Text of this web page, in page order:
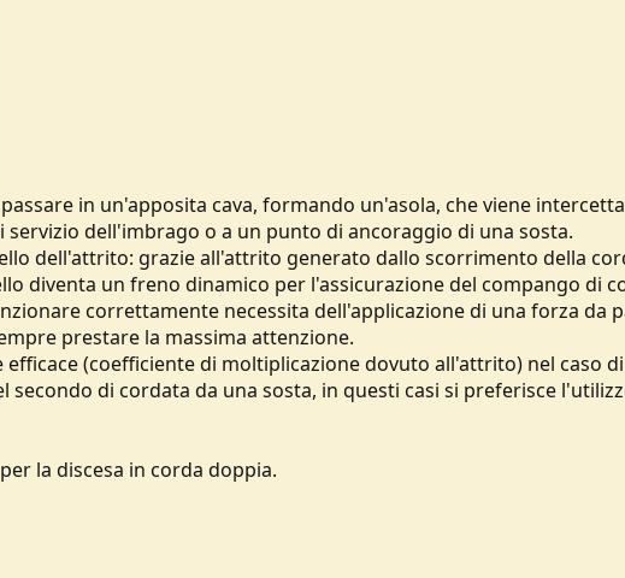
in un'apposita cava, formando un'asola, che viene
dell'imbrago o a un punto di ancoraggio di una sosta.
dell'attrito: grazie all'attrito generato dallo scorrimento della
diventa un freno dinamico per l'assicurazione del compango di
correttamente necessita dell'applicazione di una forza da
prestare la massima attenzione.
(coefficiente di moltiplicazione dovuto all'attrito) nel caso
secondo di cordata da una sosta, in questi casi si preferisce
la discesa in corda doppia.